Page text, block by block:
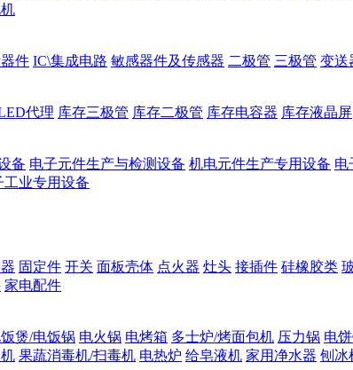
件 IC\集成电路 敏感器件及传感器 二极管 三极管 变送
代理 库存三极管 库存二极管 库存电容器 库存液晶屏
备 电子元件生产与检测设备 机电元件生产专用设备 电
工业专用设备
固定件 开关 面板壳体 点火器 灶头 接插件 硅橡胶类
家电配件
煲/电饭锅 电火锅 电烤箱 多士炉/烤面包机 压力锅 电
果蔬消毒机/扫毒机 电热炉 给皂液机 家用净水器 刨冰